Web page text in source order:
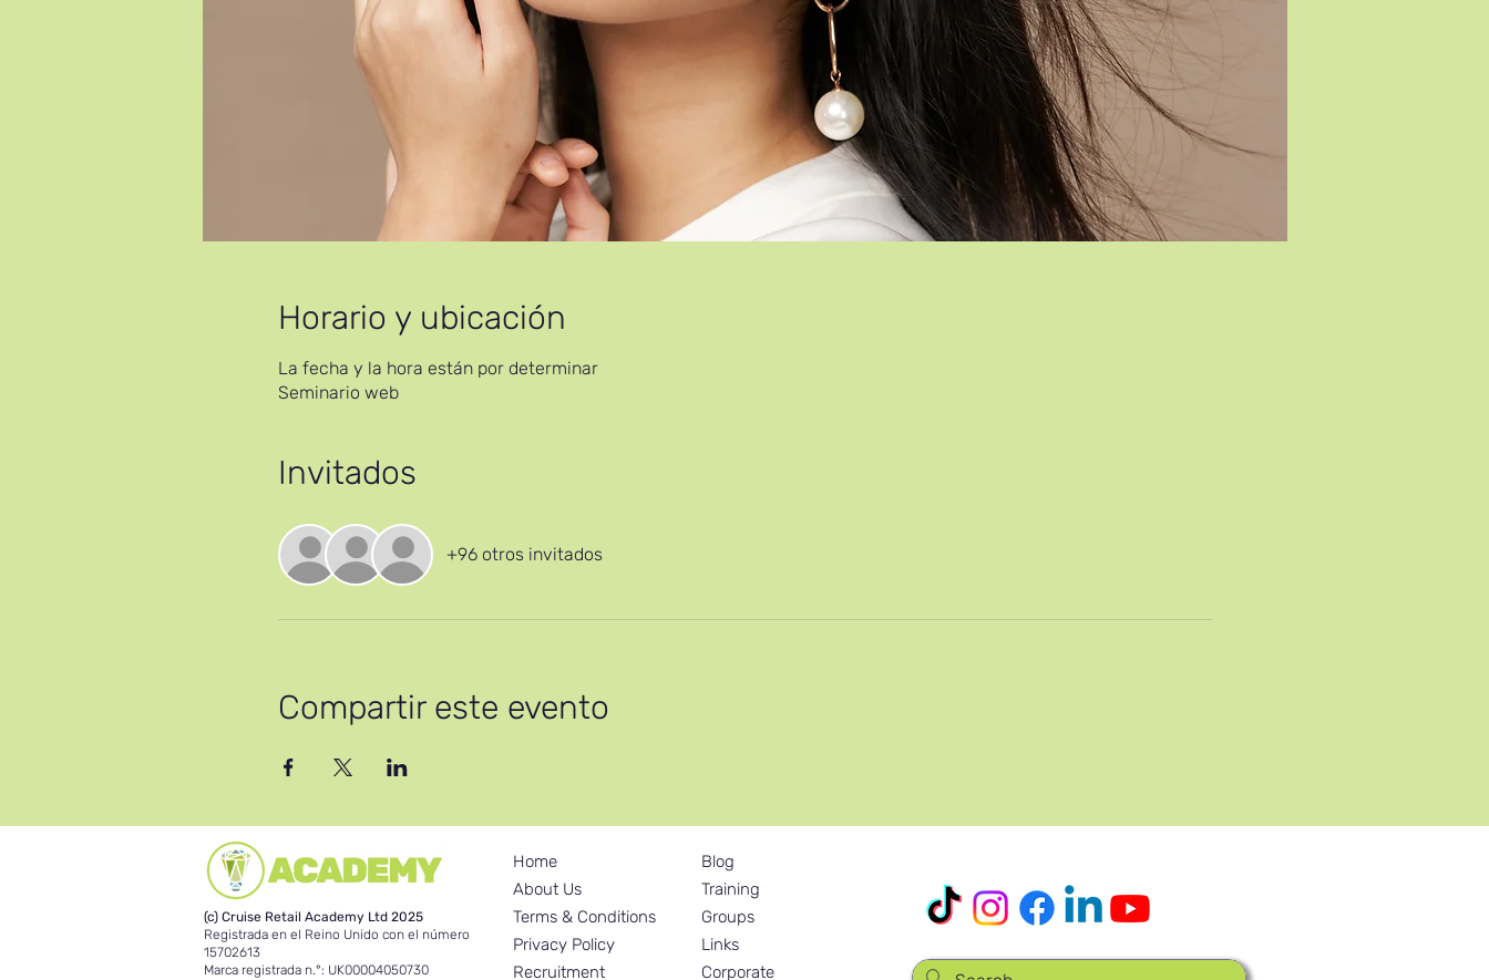
Horario y ubicación
La fecha y la hora están por determinar
Seminario web
Invitados
+96 otros invitados
Compartir este evento
(c) Cruise Retail Academy Ltd 2025
Registrada en el Reino Unido con el número
15702613
Marca registrada n.°: UK00004050730
Home
About Us
Terms & Conditions
Privacy Policy
Recruitment
Blog
Training
Groups
Links
Corporate